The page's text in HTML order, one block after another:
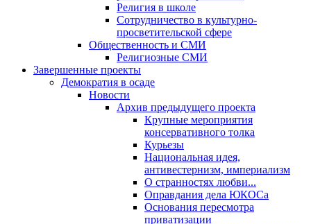
Религия в школе
Сотрудничество в культурно-
просветительской сфере
Общественность и СМИ
Религиозные СМИ
Завершенные проекты
Демократия в осаде
Новости
Архив предыдущего проекта
Крупные мероприятия
консервативного толка
Курьезы
Национальная идея,
антивестернизм, империализм
О странностях любви...
Оправдания дела ЮКОСа
Основания пересмотра
приватизации